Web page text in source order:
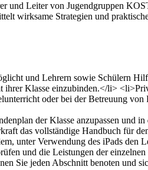
und Leiter von Jugendgruppen
wirksame Strategien und